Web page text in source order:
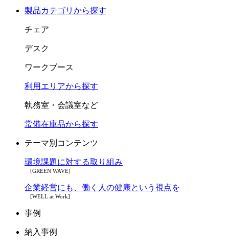
製品カテゴリから探す
チェア
デスク
ワークブース
利用エリアから探す
執務室・会議室など
常備在庫品から探す
テーマ別コンテンツ
環境課題に対する取り組み
[GREEN WAVE]
企業経営にも、働く人の健康という視点を
[WELL at Work]
事例
納入事例